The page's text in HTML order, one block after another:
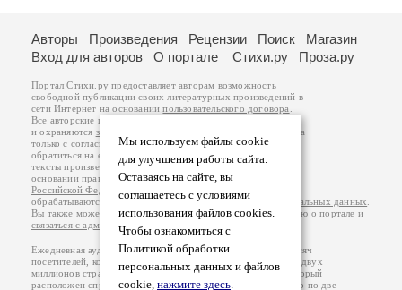
Мы используем файлы cookie
для улучшения работы сайта.
Оставаясь на сайте, вы
соглашаетесь с условиями
использования файлов cookies.
Чтобы ознакомиться с
Политикой обработки
персональных данных и файлов
cookie, нажмите здесь.
Авторы Произведения Рецензии Поиск
Магазин
Вход для авторов
О портале Стихи.ру Проза.ру
Портал Стихи.ру предоставляет авторам возможность
свободной публикации своих литературных произведений в
сети Интернет на основаниипользовательского договора
Все авторские права на произведения принадлежат авторам
и охраняются законом
. Перепечатка произведений возможна
только с согласия его автора, к которому вы можете
обратиться на его авторской странице. Ответственность за
тексты произведений авторы несут самостоятельно на
основанииправил публикацииизаконодательства
Российской Федерации
обрабатываются на основанииПолитики обработки персональных данных
Вы также можете посмотреть более подробнуюинформацию о портале и
связаться с администрацией
Ежедневная аудитория портала Стихи.ру – порядка 200 тысяч
посетителей, которые в общей сумме просматривают более двух
миллионов страниц по данным счетчика посещаемости, который
расположен справа от этого текста. В каждой графе указано по две